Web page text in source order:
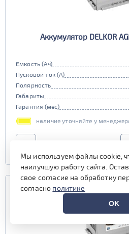
Аккумулятор DELKOR
Емкость (Ач)
Пусковой ток (А)
Полярность
Габариты
Гарантия (мес)
наличие уточняйте у
Мы используем файлы cookie,
наилучшую работу сайта.
свое согласие на обработку
согласно политике
OK